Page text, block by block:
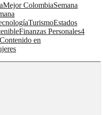
Mejor ColombiaSemana
TurismoEstados
Finanzas Personales4
Contenido en